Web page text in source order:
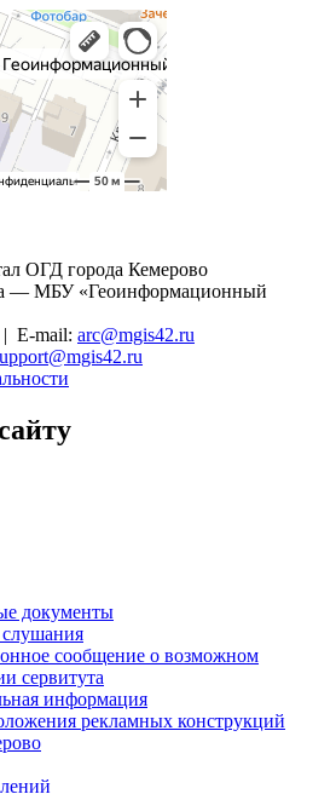
ОГД города Кемерово
— МБУ «Геоинформационный
| E-mail: arc@mgis42.ru
документы
сообщение о возможном
сервитута
информация
рекламных конструкций